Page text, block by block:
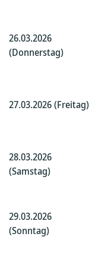
26.03.2026
(Donnerstag)
27.03.2026 (Freitag)
28.03.2026
(Samstag)
29.03.2026
(Sonntag)